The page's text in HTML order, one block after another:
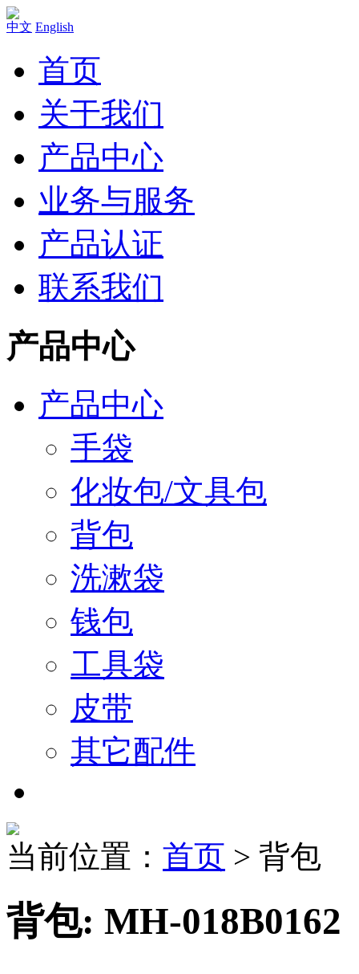
中文 English
首页
关于我们
产品中心
业务与服务
产品认证
联系我们
产品中心
产品中心
手袋
化妆包/文具包
背包
洗漱袋
钱包
工具袋
皮带
其它配件
当前位置： 首页 > 背包
背包: MH-018B0162